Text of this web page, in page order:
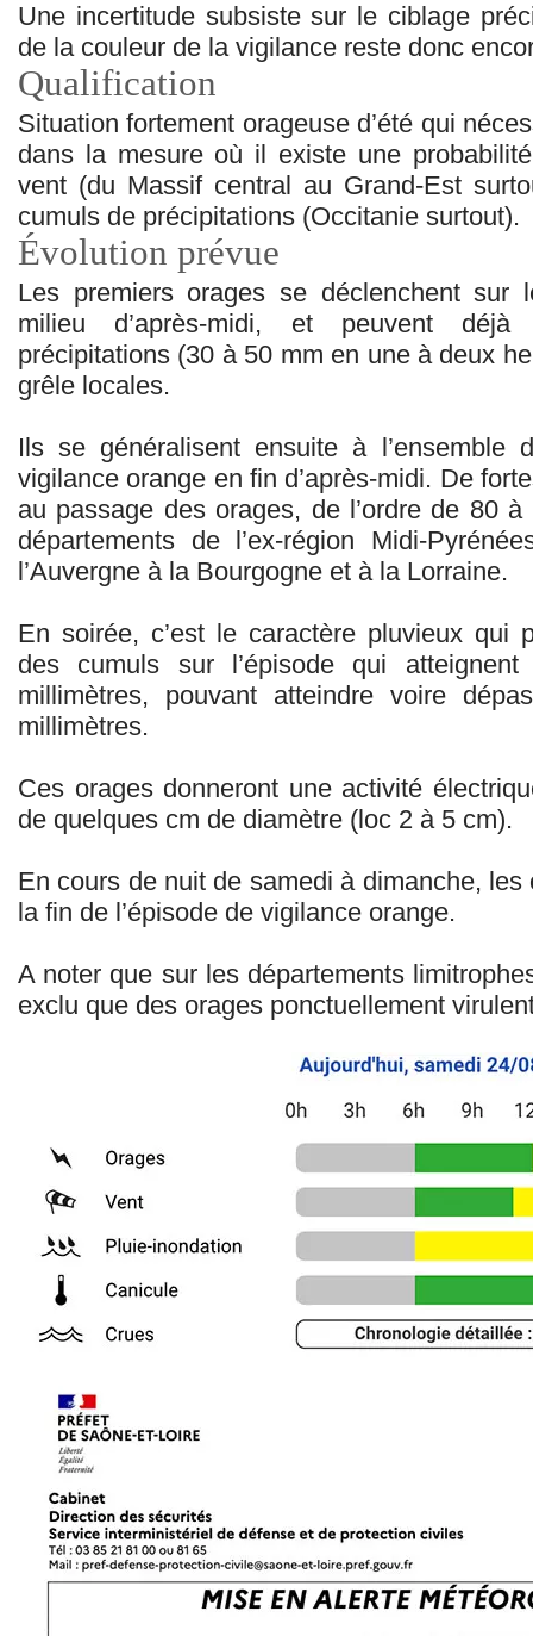
Une incertitude subsiste sur le ciblage
de la couleur de la vigilance reste donc
Qualification
Situation fortement orageuse d’été qui
dans la mesure où il existe une
vent (du Massif central au Grand-Est
cumuls de précipitations (Occitanie surtout).
Évolution prévue
Les premiers orages se déclenchent sur
milieu d’après-midi, et peuvent déjà
précipitations (30 à 50 mm en une à deux
grêle locales.
Ils se généralisent ensuite à l’ensemble
vigilance orange en fin d’après-midi. De
au passage des orages, de l’ordre de 80
départements de l’ex-région Midi-
l’Auvergne à la Bourgogne et à la Lorraine.
En soirée, c’est le caractère pluvieux qui
des cumuls sur l’épisode qui
millimètres, pouvant atteindre voire
millimètres.
Ces orages donneront une activité
de quelques cm de diamètre (loc 2 à 5 cm).
En cours de nuit de samedi à dimanche, les
la fin de l’épisode de vigilance orange.
A noter que sur les départements
exclu que des orages ponctuellement